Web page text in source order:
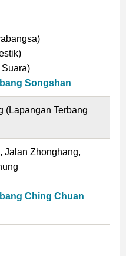
Songshan
(Lapangan Terbang
Jalan Zhonghang,
Ching Chuan